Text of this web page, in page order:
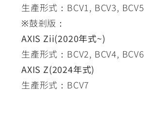
生產形式：BCV1, BCV3, BCV5
※鼓剎版：
AXIS Zii(2020年式~)
生產形式：BCV2, BCV4, BCV6
AXIS Z(2024年式)
生產形式：BCV7